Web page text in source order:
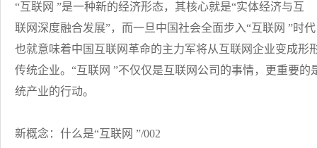
“互联网 ”是一种新的经济形态，其核心就是“实体经济与互
联网深度融合发展”，而一旦中国社会全面步入“互联网 ”时
也就意味着中国互联网革命的主力军将从互联网企业变成形
传统企业。“互联网 ”不仅仅是互联网公司的事情，更重要的
统产业的行动。
新概念：什么是“互联网 ”/002